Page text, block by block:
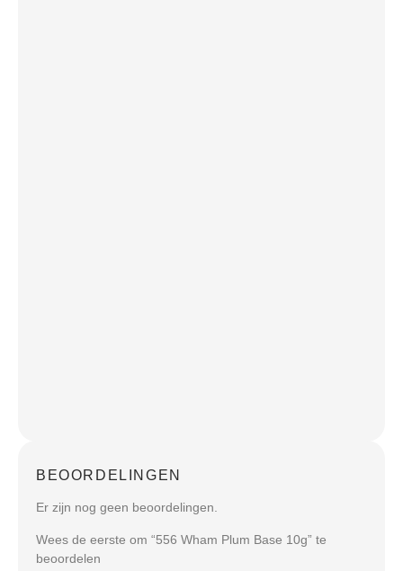
BEOORDELINGEN
Er zijn nog geen beoordelingen.
Wees de eerste om “556 Wham Plum Base 10g” te
beoordelen